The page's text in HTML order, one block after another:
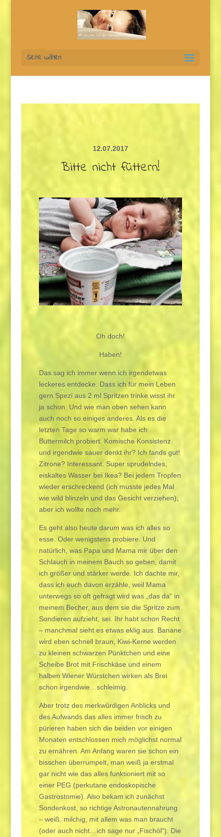
Seite wählen
12.07.2017
Bitte nicht füttern!
Oh doch!
Haben!
Das sag ich immer wenn ich irgendetwas
leckeres entdecke. Dass ich für mein Leben
gern Spezi aus 2 ml Spritzen trinke wisst ihr
ja schon. Und wie man oben sehen kann
auch noch so einiges anderes. Als es die
letzten Tage so warm war habe ich
Buttermilch probiert. Komische Konsistenz
und irgendwie sauer denkt ihr? Ich fands gut!
Zitrone? Interessant. Super sprudelndes,
eiskaltes Wasser bei Ikea? Bei jedem Tropfen
wieder erschreckend (ich musste jedes Mal
wie wild blinzeln und das Gesicht verziehen),
aber ich wollte noch mehr.
Es geht also heute darum was ich alles so
esse. Oder wenigstens probiere. Und
natürlich, was Papa und Mama mir über den
Schlauch in meinem Bauch so geben, damit
ich größer und stärker werde. Ich dachte mir,
dass ich euch davon erzähle, weil Mama
unterwegs so oft gefragt wird was „das da“ in
meinem Becher, aus dem sie die Spritze zum
Sondieren aufzieht, sei. Ihr habt schon Recht
– manchmal sieht es etwas eklig aus. Banane
wird eben schnell braun, Kiwi-Kerne werden
zu kleinen schwarzen Pünktchen und eine
Scheibe Brot mit Frischkäse und einem
halben Wiener Würstchen wirken als Brei
schon irgendwie…schleimig.
Aber trotz des merkwürdigen Anblicks und
des Aufwands das alles immer frisch zu
pürieren haben sich die beiden vor einigen
Monaten entschlossen mich möglichst normal
zu ernähren. Am Anfang waren sie schon ein
bisschen überrumpelt, man weiß ja erstmal
gar nicht wie das alles funktioniert mit so
einer PEG (perkutane endoskopische
Gastrostomie). Also bekam ich zunächst
Sondenkost, so richtige Astronautennahrung
– weiß, milchig, mit allem was man braucht
(oder auch nicht…ich sage nur „Fischöl“). Die